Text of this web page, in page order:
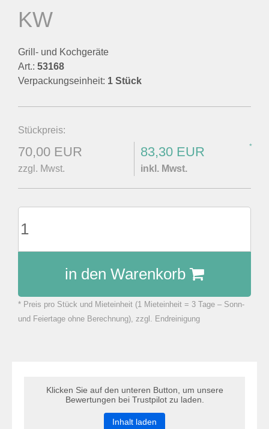
KW
Grill- und Kochgeräte
Art.: 53168
Verpackungseinheit: 1 Stück
Stückpreis:
70,00 EUR
zzgl. Mwst.
83,30 EUR *
inkl. Mwst.
in den Warenkorb
zu Warenkorb hinzugefügt.
* Preis pro Stück und Mieteinheit (1 Mieteinheit = 3 Tage – Sonn-
und Feiertage ohne Berechnung), zzgl. Endreinigung
Klicken Sie auf den unteren Button, um unsere
Bewertungen bei Trustpilot zu laden.
Inhalt laden